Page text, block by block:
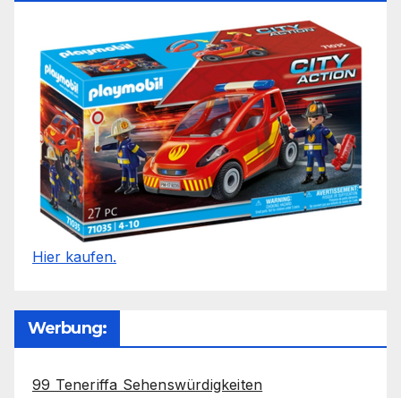
Hier kaufen.
Werbung:
99 Teneriffa Sehenswürdigkeiten